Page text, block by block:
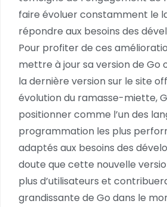
faire évoluer constamment le
répondre aux besoins des
Pour profiter de ces
mettre à jour sa version de Go
la dernière version sur le site
évolution du ramasse-miette,
positionner comme l’un des
programmation les plus
adaptés aux besoins des
doute que cette nouvelle
plus d’utilisateurs et
grandissante de Go dans le